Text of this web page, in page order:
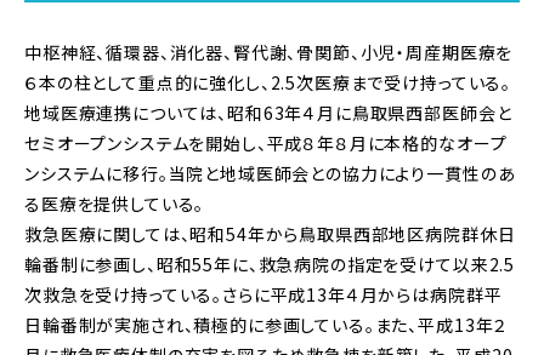
中枢神経、循環器、消化器、腎代謝、骨関節、小児・周産期医療を
６本の柱として重点的に強化し、2.5次医療まで受け持っている。
地域医療連携については、昭和63年４月に鳥取県西部医師会と
セミオープンシステムを開始し、平成８年８月に本格的なオープ
ンシステムに移行。当院と地域医師会との協力により一貫性のあ
る医療を提供している。
救急医療に関しては、昭和54年から鳥取県西部地区病院群休日
輪番制に参画し、昭和55年に、救急病院の指定を受けて以来2.5
次救急を受け持っている。さらに平成13年４月からは病院群平
日輪番制が実施され、積極的に参画している。また、平成13年２